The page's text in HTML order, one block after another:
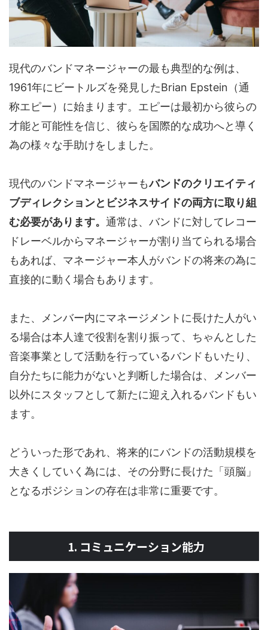
現代のバンドマネージャーの最も典型的な例は、
1961年にビートルズを発見したBrian Epstein（通
称エピー）に始まります。エピーは最初から彼らの
才能と可能性を信じ、彼らを国際的な成功へと導く
為の様々な手助けをしました。
現代のバンドマネージャーもバンドのクリエイティ
ブディレクションとビジネスサイドの両方に取り組
む必要があります。 通常は、バンドに対してレコー
ドレーベルからマネージャーが割り当てられる場合
もあれば、マネージャー本人がバンドの将来の為に
直接的に動く場合もあります。
また、メンバー内にマネージメントに長けた人がい
る場合は本人達で役割を割り振って、ちゃんとした
音楽事業として活動を行っているバンドもいたり、
自分たちに能力がないと判断した場合は、メンバー
以外にスタッフとして新たに迎え入れるバンドもい
ます。
どういった形であれ、将来的にバンドの活動規模を
大きくしていく為には、その分野に長けた「頭脳」
となるポジションの存在は非常に重要です。
1. コミュニケーション能力